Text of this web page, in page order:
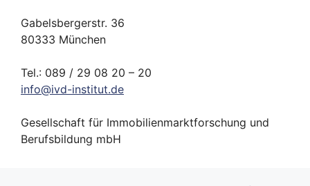
Gabelsbergerstr. 36
80333 München
Tel.: 089 / 29 08 20 – 20
info@ivd-institut.de
Gesellschaft für Immobilienmarktforschung und
Berufsbildung mbH